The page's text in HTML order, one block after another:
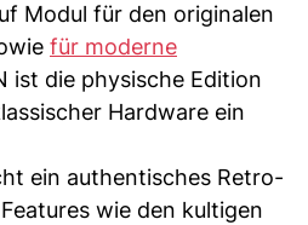
Modul für den originalen
für moderne
ist die physische Edition
Hardware ein
ein authentisches Retro-
wie den kultigen